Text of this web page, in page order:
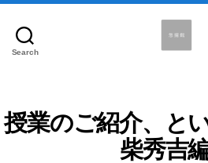
Search
授業のご紹介、と
柴秀吉編